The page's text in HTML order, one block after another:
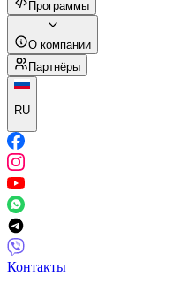
Программы
О компании
Партнёры
RU
Контакты